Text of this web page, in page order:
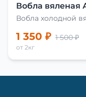
Вобла вяленая
Вобла холодной
1 350 ₽ 1 500 ₽
от 2кг